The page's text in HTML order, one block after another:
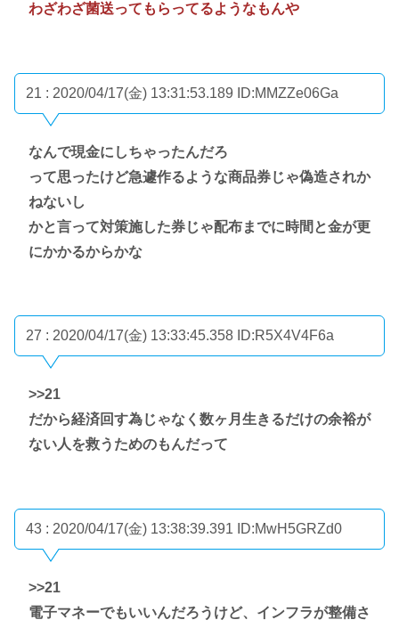
わざわざ菌送ってもらってるようなもんや
21 : 2020/04/17(金) 13:31:53.189 ID:MMZZe06Ga
なんで現金にしちゃったんだろ
って思ったけど急遽作るような商品券じゃ偽造されか
ねないし
かと言って対策施した券じゃ配布までに時間と金が更
にかかるからかな
27 : 2020/04/17(金) 13:33:45.358 ID:R5X4V4F6a
>>21
だから経済回す為じゃなく数ヶ月生きるだけの余裕が
ない人を救うためのもんだって
43 : 2020/04/17(金) 13:38:39.391 ID:MwH5GRZd0
>>21
電子マネーでもいいんだろうけど、インフラが整備さ